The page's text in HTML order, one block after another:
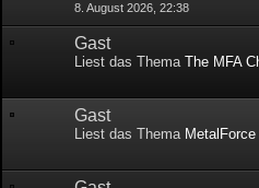
8. August 2026, 22:38
Gast
Liest das ThemaThe MFA
Gast
Liest das Thema